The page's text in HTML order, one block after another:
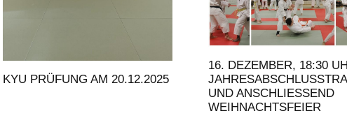
KYU PRÜFUNG AM 20.12.2025
16. DEZEMBER, 18:30
UND ANSCHLIESSEND W
EIHNACHTSFEIER